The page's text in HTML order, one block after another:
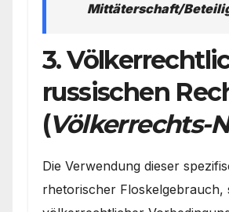
Mittäterschaft/
3.
russischen
(Völkerrechts-
Die Verwendung dieser
rhetorischer